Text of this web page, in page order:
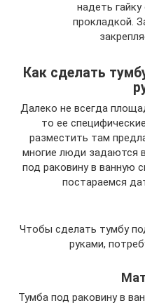
надеть
прокладкой.
Как сделать
Далеко не всегда
то ее
разместить там
многие люди задаются
под раковину в ванную
постараемся
Чтобы сделать тумбу
руками,
Тумба под раковину в